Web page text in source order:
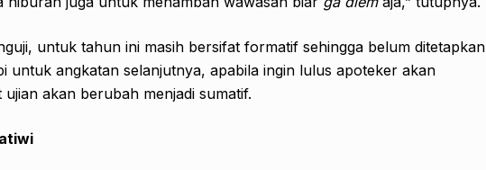
untuk tahun ini masih bersifat formatif sehingga belum ditetapkan
untuk angkatan selanjutnya, apabila ingin lulus apoteker akan
akan berubah menjadi sumatif.